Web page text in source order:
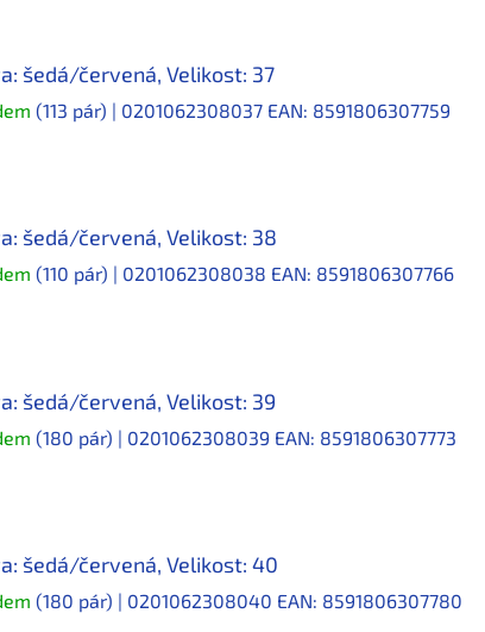
šedá/červená, Velikost: 37
(113 pár) | 0201062308037 EAN: 8591806307759
šedá/červená, Velikost: 38
(110 pár) | 0201062308038 EAN: 8591806307766
šedá/červená, Velikost: 39
(180 pár) | 0201062308039 EAN: 8591806307773
šedá/červená, Velikost: 40
(180 pár) | 0201062308040 EAN: 8591806307780